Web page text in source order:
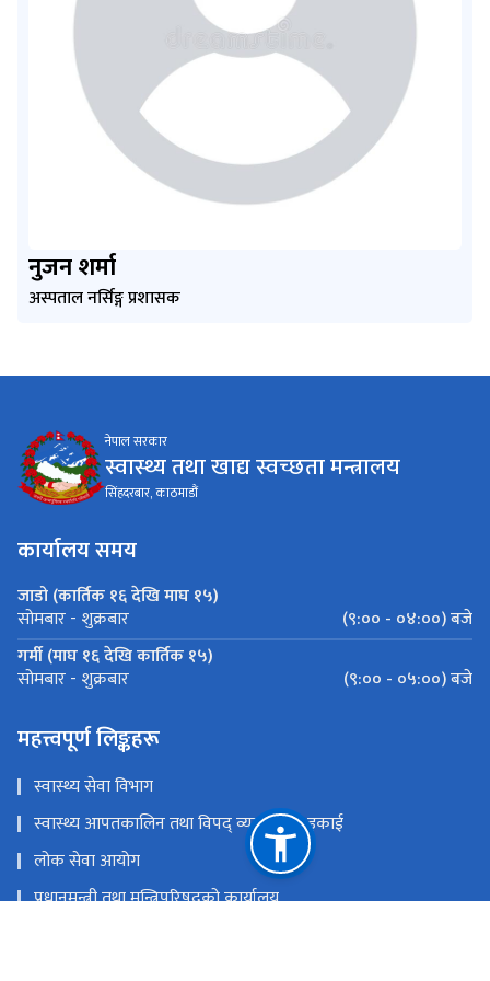
नुजन शर्मा
अस्पताल नर्सिङ्ग प्रशासक
नेपाल सरकार
स्वास्थ्य तथा खाद्य स्वच्छता मन्त्रालय
सिंहदरबार, काठमाडौं
कार्यालय समय
जाडो (कार्तिक १६ देखि माघ १५)
सोमबार - शुक्रबार
(९:०० - ०४:००) बजे
गर्मी (माघ १६ देखि कार्तिक १५)
सोमबार - शुक्रबार (९:०० - ०५:००) बजे
महत्त्वपूर्ण लिङ्कहरू
स्वास्थ्य सेवा विभाग
स्वास्थ्य आपतकालिन तथा विपद् व्यवस्थापन इकाई
लोक सेवा आयोग
प्रधानमन्त्री तथा मन्त्रिपरिषद्‍को कार्यालय